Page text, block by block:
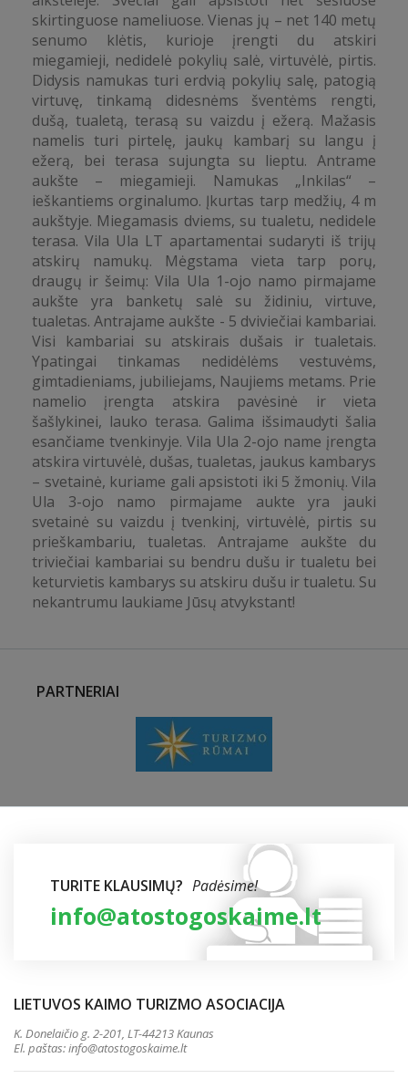
skirtinguose nameliuose. Vienas jų – net 140 metų
senumo klėtis, kurioje įrengti du atskiri
miegamieji, nedidelė pokylių salė, virtuvėlė, pirtis.
Didysis namukas turi erdvią pokylių salę, patogią
virtuvę, tinkamą didesnėms šventėms rengti,
dušą, tualetą, terasą su vaizdu į ežerą. Mažasis
namelis turi pirtelę, jaukų kambarį su langu į
ežerą, bei terasa sujungta su lieptu. Antrame
aukšte – miegamieji. Namukas „Inkilas“ –
ieškantiems orginalumo. Įkurtas tarp medžių, 4 m
aukštyje. Miegamasis dviems, su tualetu, nedidele
terasa. Vila Ula LT apartamentai sudaryti iš trijų
atskirų namukų. Mėgstama vieta tarp porų,
draugų ir šeimų: Vila Ula 1-ojo namo pirmajame
aukšte yra banketų salė su židiniu, virtuve,
tualetas. Antrajame aukšte - 5 dviviečiai kambariai.
Visi kambariai su atskirais dušais ir tualetais.
Ypatingai tinkamas nedidėlėms vestuvėms,
gimtadieniams, jubiliejams, Naujiems metams. Prie
namelio įrengta atskira pavėsinė ir vieta
šašlykinei, lauko terasa. Galima išsimaudyti šalia
esančiame tvenkinyje. Vila Ula 2-ojo name įrengta
atskira virtuvėlė, dušas, tualetas, jaukus kambarys
– svetainė, kuriame gali apsistoti iki 5 žmonių. Vila
Ula 3-ojo namo pirmajame aukte yra jauki
svetainė su vaizdu į tvenkinį, virtuvėlė, pirtis su
prieškambariu, tualetas. Antrajame aukšte du
triviečiai kambariai su bendru dušu ir tualetu bei
keturvietis kambarys su atskiru dušu ir tualetu. Su
nekantrumu laukiame Jūsų atvykstant!
PARTNERIAI
TURITE KLAUSIMŲ? Padėsime!
info@atostogoskaime.lt
LIETUVOS KAIMO TURIZMO ASOCIACIJA
K. Donelaičio g. 2-201, LT-44213 Kaunas
El. paštas:info@atostogoskaime.lt